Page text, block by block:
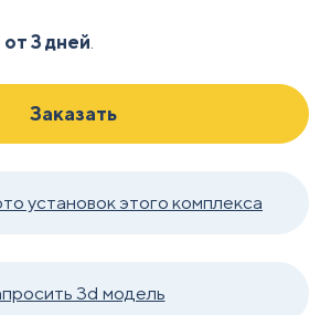
от 3 дней.
Заказать
установок этого комплекса
3d модель